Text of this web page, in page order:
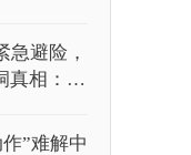
急避险，
真相：你
”难解中